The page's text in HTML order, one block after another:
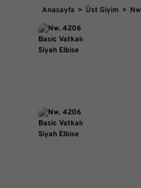
Anasayfa Üst Giyim